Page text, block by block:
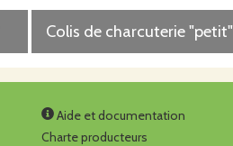
Colis de charcuterie "petit"
Aide et documentation
Charte producteurs